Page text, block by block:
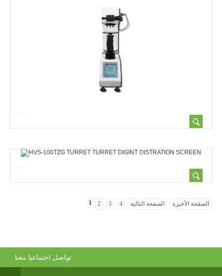
1 2 3 4 الصفحة التالية الصفحة الأخيرة
تواصل اجتماعيا معنا